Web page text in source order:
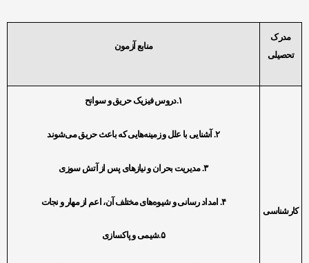
مدرک
تحصیلی
منابع آزمون
کارشناسی
۱.دروس فیزیک حریق و سوانح
۲. آشنایی با علل و زمینه‌هایی که باعث حریق می‌شوند
۳. مدیریت بحران و نیاز‌های پس از آتش سوزی
۴. امداد رسانی و شیوه‌های مختلف آن، اعم از مهار و نجات
۵.شیمی و پاکسازی